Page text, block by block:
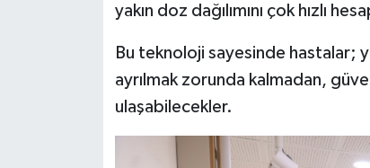
yakın doz dağılımını çok hızlı
Bu teknoloji sayesinde hastalar;
ayrılmak zorunda kalmadan,
ulaşabilecekler.